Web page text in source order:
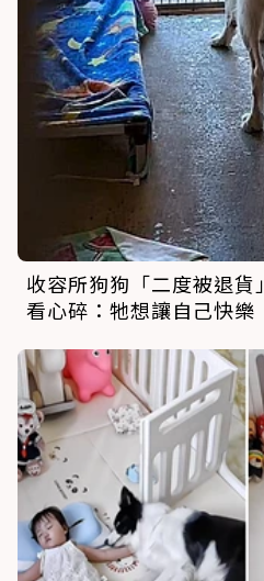
收容所狗狗「二度被退
看心碎：牠想讓自己快樂